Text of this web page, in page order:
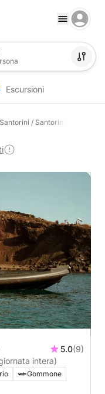
Escursioni
Santorini / Santorini
5.0(9)
intera)
Gommone